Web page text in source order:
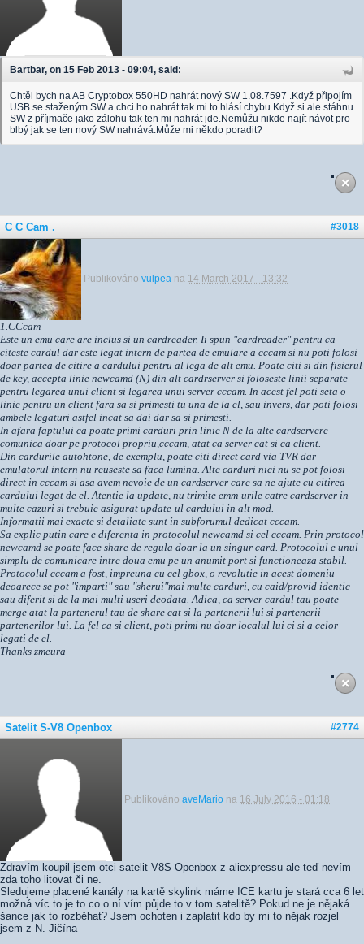
Bartbar, on 15 Feb 2013 - 09:04, said:
Chtěl bych na AB Cryptobox 550HD nahrát nový SW 1.08.7597 .Když připojím
USB se staženým SW a chci ho nahrát tak mi to hlásí chybu.Když si ale stáhnu
SW z příjmače jako zálohu tak ten mi nahrát jde.Nemůžu nikde najít návot pro
blbý jak se ten nový SW nahrává.Může mi někdo poradit?
#3018
C C Cam .
Publikováno vulpea na 14 March 2017 - 13:32
1.CCcam
Este un emu care are inclus si un cardreader. Ii spun "cardreader" pentru ca
citeste cardul dar este legat intern de partea de emulare a cccam si nu poti folosi
doar partea de citire a cardului pentru al lega de alt emu. Poate citi si din fisierul
de key, accepta linie newcamd (N) din alt cardrserver si foloseste linii separate
pentru legarea unui client si legarea unui server cccam. In acest fel poti seta o
linie pentru un client fara sa si primesti tu una de la el, sau invers, dar poti folosi
ambele legaturi astfel incat sa dai dar sa si primesti.
In afara faptului ca poate primi carduri prin linie N de la alte cardservere
comunica doar pe protocol propriu,cccam, atat ca server cat si ca client.
Din cardurile autohtone, de exemplu, poate citi direct card via TVR dar
emulatorul intern nu reuseste sa faca lumina. Alte carduri nici nu se pot folosi
direct in cccam si asa avem nevoie de un cardserver care sa ne ajute cu citirea
cardului legat de el. Atentie la update, nu trimite emm-urile catre cardserver in
multe cazuri si trebuie asigurat update-ul cardului in alt mod.
Informatii mai exacte si detaliate sunt in subforumul dedicat cccam.
Sa explic putin care e diferenta in protocolul newcamd si cel cccam. Prin protocol
newcamd se poate face share de regula doar la un singur card. Protocolul e unul
simplu de comunicare intre doua emu pe un anumit port si functioneaza stabil.
Protocolul cccam a fost, impreuna cu cel gbox, o revolutie in acest domeniu
deoarece se pot "imparti" sau "sherui"mai multe carduri, cu caid/provid identic
sau diferit si de la mai multi useri deodata. Adica, ca server cardul tau poate
merge atat la partenerul tau de share cat si la partenerii lui si partenerii
partenerilor lui. La fel ca si client, poti primi nu doar localul lui ci si a celor
legati de el.
Thanks zmeura
#2774
Satelit S-V8 Openbox
Publikováno aveMario na 16 July 2016 - 01:18
Zdravím koupil jsem otci satelit V8S Openbox z aliexpressu ale teď nevím
zda toho litovat či ne.
Sledujeme placené kanály na kartě skylink máme ICE kartu je stará cca 6 let
možná víc to je to co o ní vím půjde to v tom satelitě? Pokud ne je nějaká
šance jak to rozběhat? Jsem ochoten i zaplatit kdo by mi to nějak rozjel
jsem z N. Jičína